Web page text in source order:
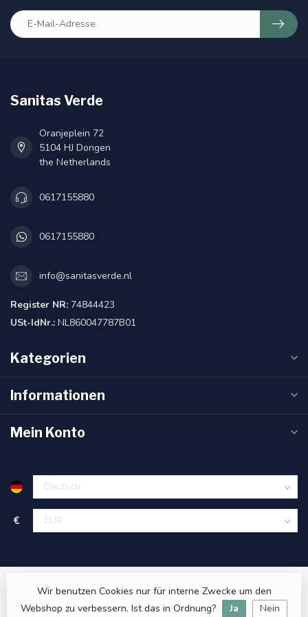
Sanitas Verde
Oranjeplein 72
5104 HJ Dongen
the Netherlands
0617155880
0617155880
info@sanitasverde.nl
Register NR: 74844423
USt-IdNr.: NL860047787B01
Kategorien
Informationen
Mein Konto
€
Wir benutzen Cookies nur für interne Zwecke um den
Webshop zu verbessern. Ist das in Ordnung?
Ja Nein